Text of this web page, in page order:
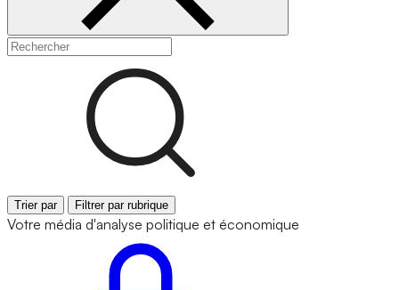
Trier par Filtrer par rubrique
Votre média d'analyse politique et économique